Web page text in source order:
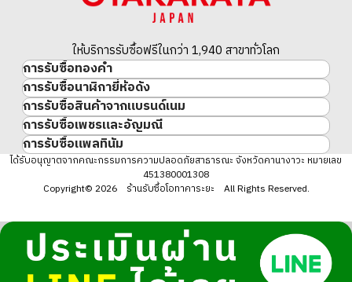
ให้บริการรับซื้อฟรีในกว่า 1,940 สาขาทั่วโลก
การรับซื้อทองคำ
ทองคำ
ทองคำแท่ง
เหรียญทองคำ/เหรียญเงิน
ประวัติราคาทองคำ 10 ปี
ทองรูปพรรณ
แหวนทอง
การรับซื้อนาฬิกายี่ห้อดัง
นาฬิกาแบรนด์เนม
Rolex
Patek Philippe
Audemars Piguet
Vacheron Constantin
Breguet
การรับซื้อสินค้าจากแบรนด์เนม
สินค้าแบรนด์เนม
Cartier
LOUIS VUITTON
Hermès
CELINE
Fendi
การรับซื้อเพชรและอัญมณี
อัญมณี
เพชร
มรกต
ทับทิม
การรับซื้อแพลทินัม
แพลทินัม
ได้รับอนุญาตจากคณะกรรมการความปลอดภัยสาธารณะ จังหวัดคานางาวะ หมายเลข
451380001308
Copyright© 2026 ร้านรับซื้อโอทาคาระยะ All Rights Reserved.